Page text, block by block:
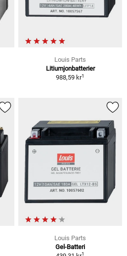
Louis Parts
Litiumjonbatterier
988,59 kr1
Louis Parts
Gel-Batteri
1